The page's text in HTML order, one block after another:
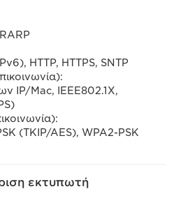
HTTP, HTTPS, SNTP
IP/Mac, IEEE802.1X,
(TKIP/AES), WPA2-PSK
εκτυπωτή